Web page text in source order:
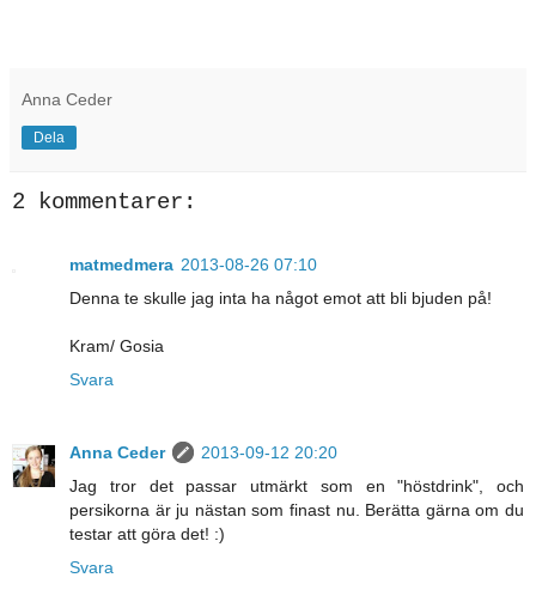
Anna Ceder
Dela
2 kommentarer:
matmedmera 2013-08-26 07:10
Denna te skulle jag inta ha något emot att bli bjuden på!
Kram/ Gosia
Svara
Anna Ceder
2013-09-12 20:20
Jag tror det passar utmärkt som en "höstdrink", och
persikorna är ju nästan som finast nu. Berätta gärna om du
testar att göra det! :)
Svara